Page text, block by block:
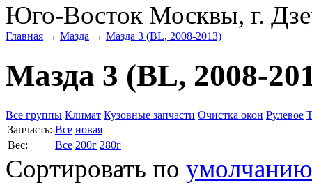
Юго-Восток Москвы, г.
Главная → Мазда → Мазда 3 (BL, 2008-2013)
Мазда 3 (BL, 2008-
Все группы Климат Кузовные запчасти Очистка окон Рулевое
Запчасть: Все новая
Вес:
Все 200г 280г
Сортировать по умолчанию